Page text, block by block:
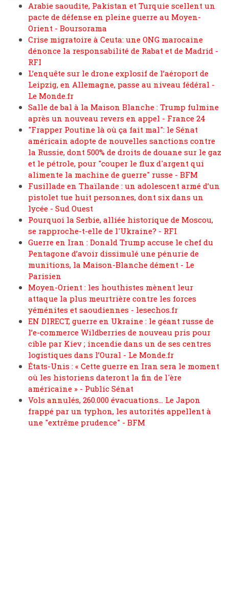
Arabie saoudite, Pakistan et Turquie scellent un
pacte de défense en pleine guerre au Moyen-
Orient - Boursorama
Crise migratoire à Ceuta: une ONG marocaine
dénonce la responsabilité de Rabat et de Madrid -
RFI
L’enquête sur le drone explosif de l’aéroport de
Leipzig, en Allemagne, passe au niveau fédéral -
Le Monde.fr
Salle de bal à la Maison Blanche : Trump fulmine
après un nouveau revers en appel - France 24
"Frapper Poutine là où ça fait mal": le Sénat
américain adopte de nouvelles sanctions contre
la Russie, dont 500% de droits de douane sur le gaz
et le pétrole, pour "couper le flux d'argent qui
alimente la machine de guerre" russe - BFM
Fusillade en Thaïlande : un adolescent armé d’un
pistolet tue huit personnes, dont six dans un
lycée - Sud Ouest
Pourquoi la Serbie, alliée historique de Moscou,
se rapproche-t-elle de l'Ukraine? - RFI
Guerre en Iran : Donald Trump accuse le chef du
Pentagone d’avoir dissimulé une pénurie de
munitions, la Maison-Blanche dément - Le
Parisien
Moyen-Orient : les houthistes mènent leur
attaque la plus meurtrière contre les forces
yéménites et saoudiennes - lesechos.fr
EN DIRECT, guerre en Ukraine : le géant russe de
l’e-commerce Wildberries de nouveau pris pour
cible par Kiev ; incendie dans un de ses centres
logistiques dans l’Oural - Le Monde.fr
États-Unis : « Cette guerre en Iran sera le moment
où les historiens dateront la fin de l'ère
américaine » - Public Sénat
Vols annulés, 260.000 évacuations... Le Japon
frappé par un typhon, les autorités appellent à
une "extrême prudence" - BFM